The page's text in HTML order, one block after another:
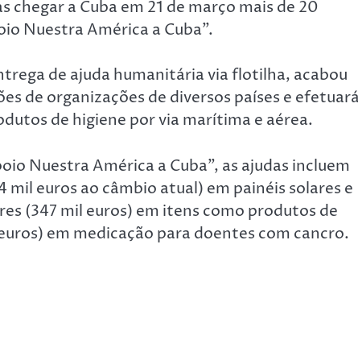
a Cuba em 21 de março mais de 20
Nuestra América a Cuba”.
de ajuda humanitária via flotilha, acabou
de organizações de diversos países e
de higiene por via marítima e aérea.
Nuestra América a Cuba”, as ajudas incluem
euros ao câmbio atual) em painéis solares e
(347 mil euros) em itens como produtos de
em medicação para doentes com cancro.